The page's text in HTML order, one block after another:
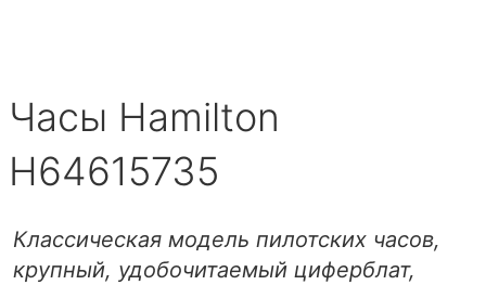
Часы Hamilton
H64615735
Классическая модель пилотских часов,
крупный, удобочитаемый циферблат,